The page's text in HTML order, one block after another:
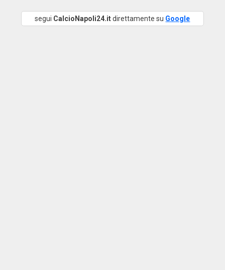
segui CalcioNapoli24.itdirettamente su Google